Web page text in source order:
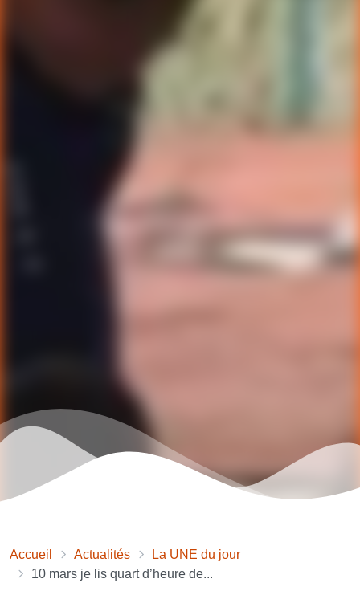
Accueil Actualités
La UNE du jour
10 mars je lis quart d’heure de...